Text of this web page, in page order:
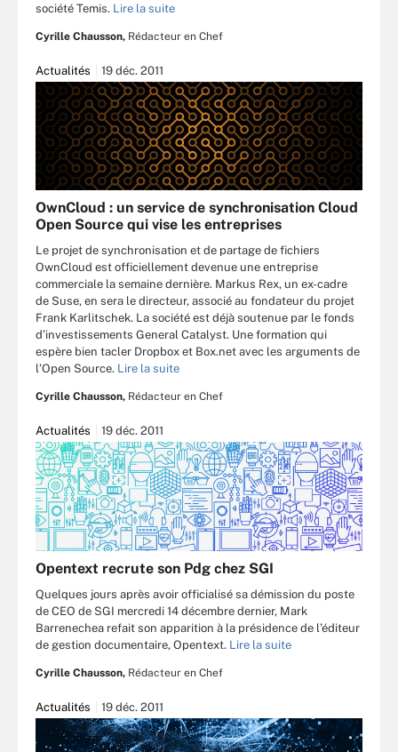
société Temis. Lire la suite
Cyrille Chausson, Rédacteur en Chef
Actualités 19 déc. 2011
OwnCloud : un service de synchronisation Cloud
Open Source qui vise les entreprises
Le projet de synchronisation et de partage de fichiers
OwnCloud est officiellement devenue une entreprise
commerciale la semaine dernière. Markus Rex, un ex-cadre
de Suse, en sera le directeur, associé au fondateur du projet
Frank Karlitschek. La société est déjà soutenue par le fonds
d’investissements General Catalyst. Une formation qui
espère bien tacler Dropbox et Box.net avec les arguments de
l’Open Source. Lire la suite
Cyrille Chausson, Rédacteur en Chef
Actualités 19 déc. 2011
Opentext recrute son Pdg chez SGI
Quelques jours après avoir officialisé sa démission du poste
de CEO de SGI mercredi 14 décembre dernier, Mark
Barrenechea refait son apparition à la présidence de l’éditeur
de gestion documentaire, Opentext. Lire la suite
Cyrille Chausson, Rédacteur en Chef
Actualités 19 déc. 2011